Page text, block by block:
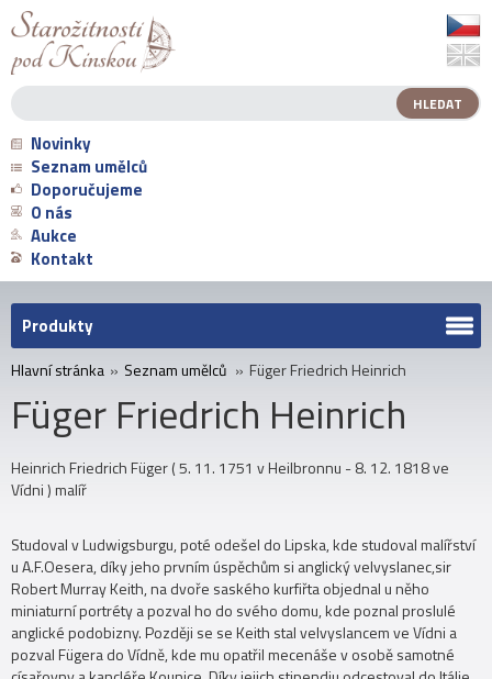
Novinky
Seznam umělců
Doporučujeme
O nás
Aukce
Kontakt
Produkty
Hlavní stránka » Seznam umělců » Füger Friedrich Heinrich
Füger Friedrich Heinrich
Heinrich Friedrich Füger ( 5. 11. 1751 v Heilbronnu - 8. 12. 1818 ve
Vídni ) malíř
Studoval v Ludwigsburgu, poté odešel do Lipska, kde studoval malířství
u A.F.Oesera, díky jeho prvním úspěchům si anglický velvyslanec,sir
Robert Murray Keith, na dvoře saského kurfiřta objednal u něho
miniaturní portréty a pozval ho do svého domu, kde poznal proslulé
anglické podobizny. Později se se Keith stal velvyslancem ve Vídni a
pozval Fügera do Vídně, kde mu opatřil mecenáše v osobě samotné